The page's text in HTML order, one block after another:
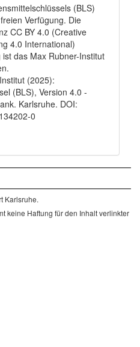
(BLS)
Verfügung. Die
CC BY 4.0 (Creative
4.0 International)
das Max Rubner-Institut
(2025):
(BLS), Version 4.0 -
Karlsruhe. DOI:
0
Karlsruhe.
keine Haftung für den Inhalt verlinkter